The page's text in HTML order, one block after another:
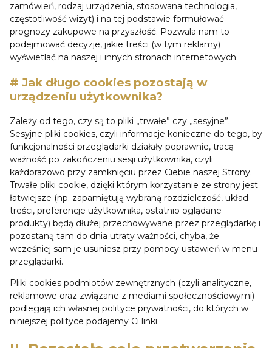
zamówień, rodzaj urządzenia, stosowana technologia,
częstotliwość wizyt) i na tej podstawie formułować
prognozy zakupowe na przyszłość. Pozwala nam to
podejmować decyzje, jakie treści (w tym reklamy)
wyświetlać na naszej i innych stronach internetowych.
# Jak długo cookies pozostają w
urządzeniu użytkownika?
Zależy od tego, czy są to pliki „trwałe” czy „sesyjne”.
Sesyjne pliki cookies, czyli informacje konieczne do tego, by
funkcjonalności przeglądarki działały poprawnie, tracą
ważność po zakończeniu sesji użytkownika, czyli
każdorazowo przy zamknięciu przez Ciebie naszej Strony.
Trwałe pliki cookie, dzięki którym korzystanie ze strony jest
łatwiejsze (np. zapamiętują wybraną rozdzielczość, układ
treści, preferencje użytkownika, ostatnio oglądane
produkty) będą dłużej przechowywane przez przeglądarkę i
pozostaną tam do dnia utraty ważności, chyba, że
wcześniej sam je usuniesz przy pomocy ustawień w menu
przeglądarki.
Pliki cookies podmiotów zewnętrznych (czyli analityczne,
reklamowe oraz związane z mediami społecznościowymi)
podlegają ich własnej polityce prywatności, do których w
niniejszej polityce podajemy Ci linki.